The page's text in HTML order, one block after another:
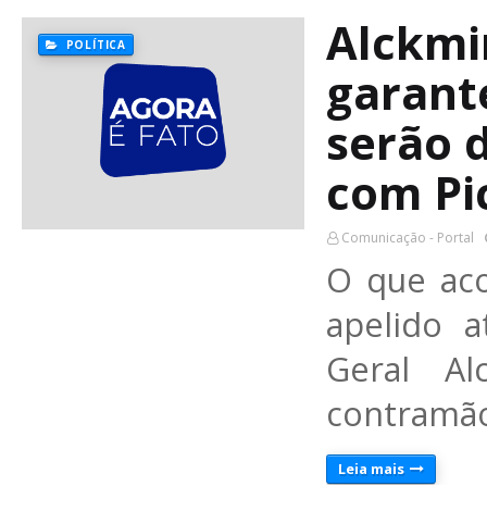
POLÍTICA
serão
com
Comunicação - Portal
O que
apelido
Geral
Leia mais